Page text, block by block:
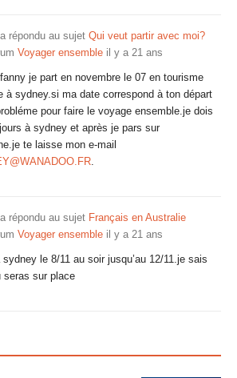
a répondu au sujet Qui veut partir avec moi?
Voyager ensemble il y a 21 ans
je part en novembre le 07 en tourisme
à sydney.si ma date correspond à ton départ
pour faire le voyage ensemble.je dois
à sydney et après je pars sur
te laisse mon e-mail
.
a répondu au sujet Français en Australie
Voyager ensemble il y a 21 ans
sydney le 8/11 au soir jusqu’au 12/11.je sais
seras sur place